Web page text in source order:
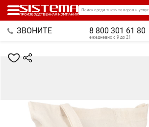
Поиск среди тысяч товаров и услуг
ЗВОНИТЕ 8 800 301 61 80
ежедневно с 9 до 21